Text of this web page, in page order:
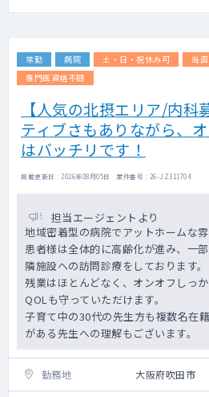
常勤 病院 土・日・祝休み可 当
専門医資格不問
【人気の北摂エリア/内科
ティブさもありながら、
はバッチリです！
掲載更新日 : 2026年08月05日 案件番号 : 26-JZ311704
担当エージェントより
地域密着型の病院でアットホームな雰
患者様は全体的に高齢化が進み、一
隣施設への訪問診療をしております。
残業はほとんどなく、オンオフしっか
QOLも守っていただけます。
子育て中の30代の先生方も複数名在
がある先生への理解もございます。
勤務地 大阪府吹田市